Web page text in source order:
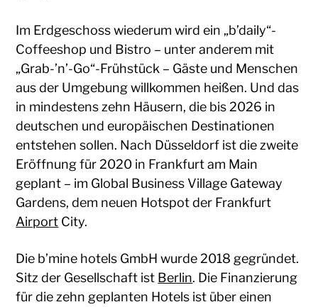
Im Erdgeschoss wiederum wird ein „b’daily“-
Coffeeshop und Bistro – unter anderem mit
„Grab-’n’-Go“-Frühstück – Gäste und Menschen
aus der Umgebung willkommen heißen. Und das
in mindestens zehn Häusern, die bis 2026 in
deutschen und europäischen Destinationen
entstehen sollen. Nach Düsseldorf ist die zweite
Eröffnung für 2020 in Frankfurt am Main
geplant – im Global Business Village Gateway
Gardens, dem neuen Hotspot der Frankfurt
Airport City.
Die b’mine hotels GmbH wurde 2018 gegründet.
Sitz der Gesellschaft ist Berlin. Die Finanzierung
für die zehn geplanten Hotels ist über einen